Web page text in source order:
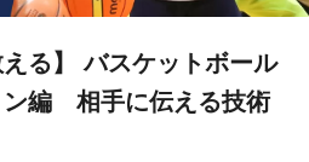
える】 バスケットボール
ン編 相手に伝える技術